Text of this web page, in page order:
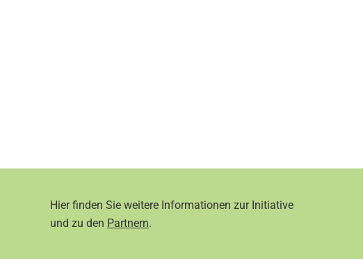
Hier finden Sie weitere Informationen zur Initiative
und zu den Partnern.